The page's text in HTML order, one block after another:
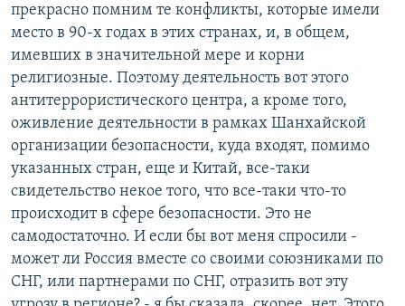
прекрасно помним те конфликты, которые имели
место в 90-х годах в этих странах, и, в общем,
имевших в значительной мере и корни
религиозные. Поэтому деятельность вот этого
антитеррористического центра, а кроме того,
оживление деятельности в рамках Шанхайской
организации безопасности, куда входят, помимо
указанных стран, еще и Китай, все-таки
свидетельство некое того, что все-таки что-то
происходит в сфере безопасности. Это не
самодостаточно. И если бы вот меня спросили -
может ли Россия вместе со своими союзниками по
СНГ, или партнерами по СНГ, отразить вот эту